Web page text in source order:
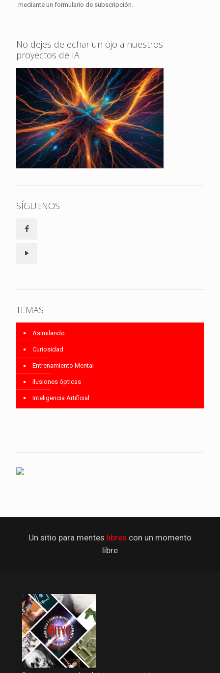
mediante un formulario de subscripción.
No dejes de echar un ojo a nuestros
proyectos de IA
SÍGUENOS
TEMAS
Asimilando
Curiosidad
Entrenamiento Mental
Ilusiones ópticas
Inteligencia Artificial
Un sitio para mentes libres con un momento
libre